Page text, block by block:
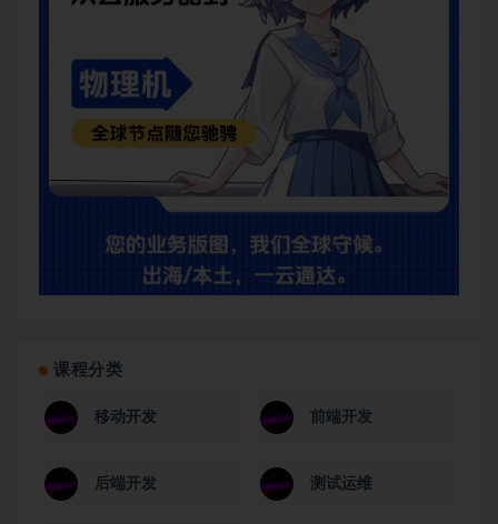
课程分类
移动开发 前端开发
后端开发 测试运维